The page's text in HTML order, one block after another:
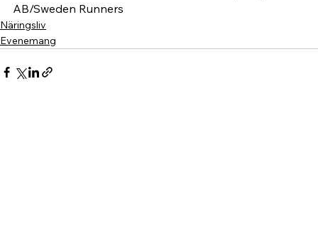
AB/Sweden Runners
Näringsliv
Evenemang